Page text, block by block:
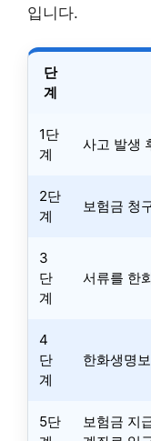
입니다.
단
계
1단
계
사고 발생
2단
계
보험금 청
3
단
계
서류를 한
4
단
계
한화생명
5단
보험금 지